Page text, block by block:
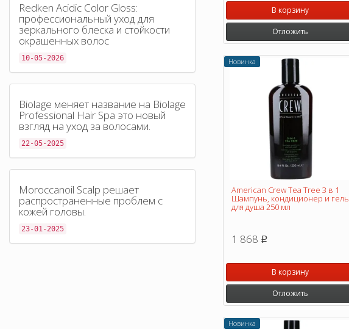
Redken Acidic Color Gloss:
профессиональный уход для
зеркального блеска и стойкости
окрашенных волос
10-05-2026
Biolage меняет название на Biolage
Professional Hair Spa это новый
взгляд на уход за волосами.
22-05-2025
Moroccanoil Scalp решает
распространенные проблем с
кожей головы.
23-01-2025
В корзину
Отложить
Новинка
American Crew Tea Tree 3 в 1
Шампунь, кондиционер и гель
для душа 250 мл
1 868 p
В корзину
Отложить
Новинка